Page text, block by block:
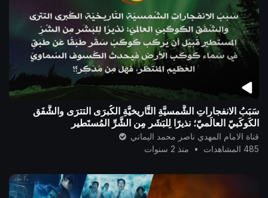
سَبَبُ الانفجاراتِ الشَّمسيَّةِ التَّاريخيَّةِ الكُبرَى التترَى والشَّفَق
الكَوكَبيّ العالَميّ؛ نذيرًا لِلبَشَر مِن الشَّرِّ المُستَطير
قناة الامام المهدي ناصر محمد اليماني
485 المشاهدات
• منذ 2 سنوات